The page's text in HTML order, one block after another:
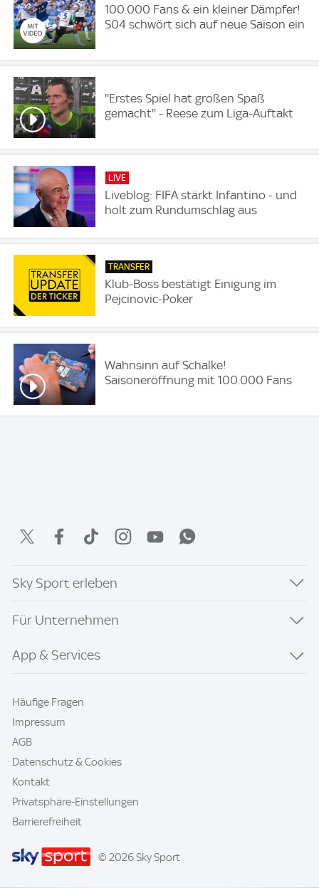
100.000 Fans & ein kleiner Dämpfer!
S04 schwört sich auf neue Saison ein
''Erstes Spiel hat großen Spaß
gemacht'' - Reese zum Liga-Auftakt
LIVE
Liveblog: FIFA stärkt Infantino - und
holt zum Rundumschlag aus
TRANSFER
Klub-Boss bestätigt Einigung im
Pejcinovic-Poker
Wahnsinn auf Schalke!
Saisoneröffnung mit 100.000 Fans
Sky Sport erleben
Für Unternehmen
App & Services
Häufige Fragen
Impressum
AGB
Datenschutz & Cookies
Kontakt
Privatsphäre-Einstellungen
Barrierefreiheit
© 2026 Sky Sport